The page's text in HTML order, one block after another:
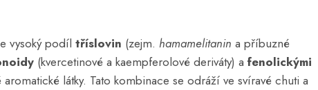
vysoký podíl tříslovin (zejm. hamamelitanin a příbuzné
(kvercetinové a kaempferolové deriváty) a fenolickými
látky. Tato kombinace se odráží ve svíravé chuti a